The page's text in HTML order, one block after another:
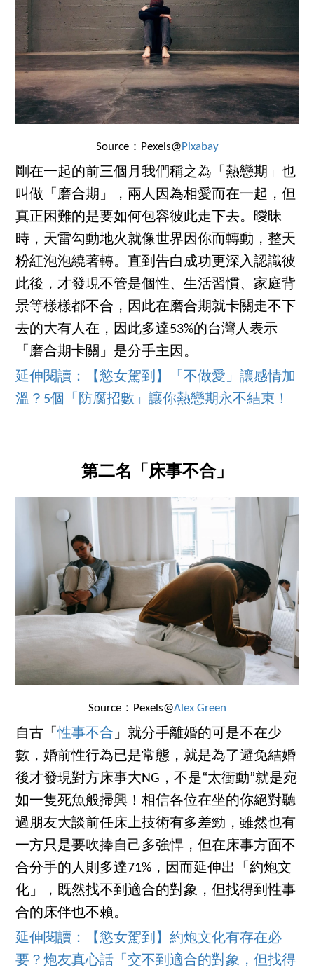
Source：Pexels@Pixabay
剛在一起的前三個月我們稱之為「熱戀期」也
叫做「磨合期」，兩人因為相愛而在一起，但
真正困難的是要如何包容彼此走下去。曖昧
時，天雷勾動地火就像世界因你而轉動，整天
粉紅泡泡繞著轉。直到告白成功更深入認識彼
此後，才發現不管是個性、生活習慣、家庭背
景等樣樣都不合，因此在磨合期就卡關走不下
去的大有人在，因此多達53%的台灣人表示
「磨合期卡關」是分手主因。
延伸閱讀：【慾女駕到】「不做愛」讓感情加
溫？5個「防腐招數」讓你熱戀期永不結束！
第二名「床事不合」
Source：Pexels@Alex Green
自古「性事不合 」就分手離婚的可是不在少
數，婚前性行為已是常態，就是為了避免結婚
後才發現對方床事大NG，不是“太衝動”就是宛
如一隻死魚般掃興！相信各位在坐的你絕對聽
過朋友大談前任床上技術有多差勁，雖然也有
一方只是要吹捧自己多強悍，但在床事方面不
合分手的人則多達71%，因而延伸出「約炮文
化」，既然找不到適合的對象，但找得到性事
合的床伴也不賴。
延伸閱讀：【慾女駕到】約炮文化有存在必
要？炮友真心話「交不到適合的對象，但找得